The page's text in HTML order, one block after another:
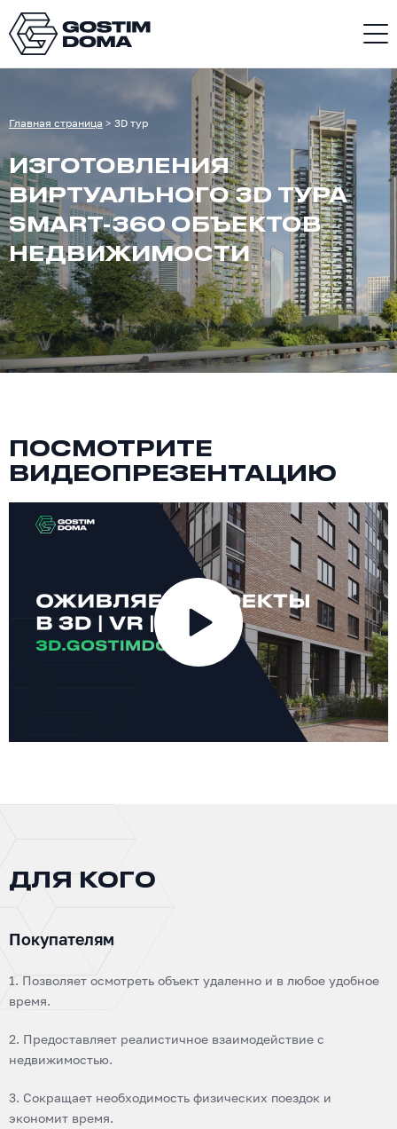
Главная страница > 3D тур
ИЗГОТОВЛЕНИЯ
ВИРТУАЛЬНОГО 3D ТУРА
SMART-360 ОБЪЕКТОВ
НЕДВИЖИМОСТИ
ПОСМОТРИТЕ
ВИДЕОПРЕЗЕНТАЦИЮ
ДЛЯ КОГО
Покупателям
1. Позволяет осмотреть объект удаленно и в любое удобное
время.
2. Предоставляет реалистичное взаимодействие с
недвижимостью.
3. Сокращает необходимость физических поездок и
экономит время.